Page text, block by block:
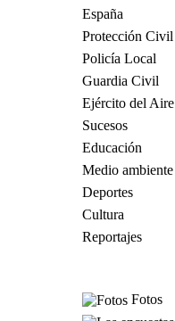
España
Protección Civil
Policía Local
Guardia Civil
Ejército del Aire
Sucesos
Educación
Medio ambiente
Deportes
Cultura
Reportajes
Fotos